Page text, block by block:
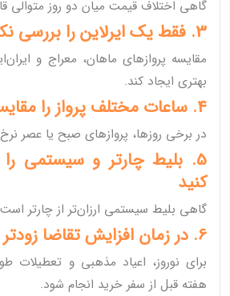
گاهی اختلاف قیمت میان دو روز متوالی
3. فقط یک ایرلاین را بررسی نکنید
مقایسه پروازهای ماهان، معراج و
بهتری ایجاد کند.
4. ساعات مختلف پرواز را مقایسه کنید
در برخی روزها، پروازهای صبح یا عصر
5. بلیط چارتر و سیستمی
کنید
گاهی بلیط سیستمی ارزان‌تر از چارتر
6. در زمان افزایش تقاضا زودتر اقدام کنید
برای نوروز، اعیاد مذهبی و تعطیلات
هفته قبل از سفر خرید انجام شود.